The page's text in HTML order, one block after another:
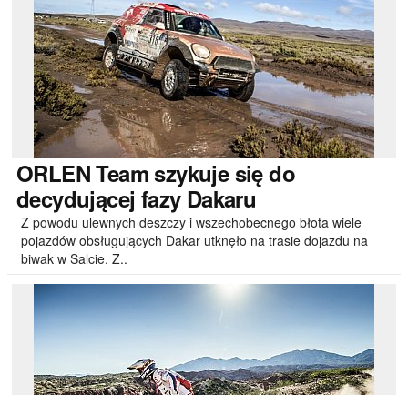
ORLENTeam szykuje się do
decydującej fazy Dakaru
Z powodu ulewnych deszczy i wszechobecnego błota wiele
pojazdów obsługujących Dakar utknęło na trasie dojazdu na
biwak w Salcie. Z..